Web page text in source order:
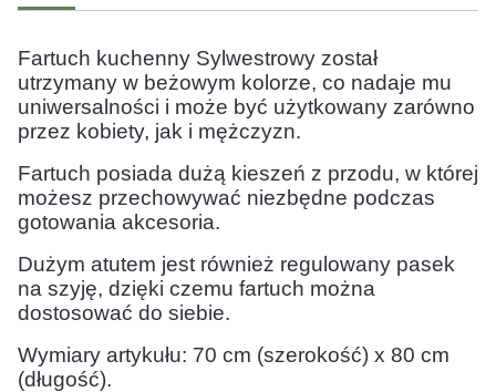
Fartuch kuchenny Sylwestrowy został
utrzymany w beżowym kolorze, co nadaje mu
uniwersalności i może być użytkowany zarówno
przez kobiety, jak i mężczyzn.
Fartuch posiada dużą kieszeń z przodu, w której
możesz przechowywać niezbędne podczas
gotowania akcesoria.
Dużym atutem jest również regulowany pasek
na szyję, dzięki czemu fartuch można
dostosować do siebie.
Wymiary artykułu: 70 cm (szerokość) x 80 cm
(długość).